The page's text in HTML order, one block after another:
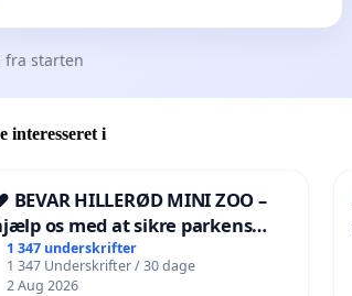
fra starten
interesseret i
BEVAR HILLERØD MINI ZOO –
os med at sikre parkens
fremtid ❤️
1 347 underskrifter
1 347 Underskrifter / 30 dage
2 Aug 2026